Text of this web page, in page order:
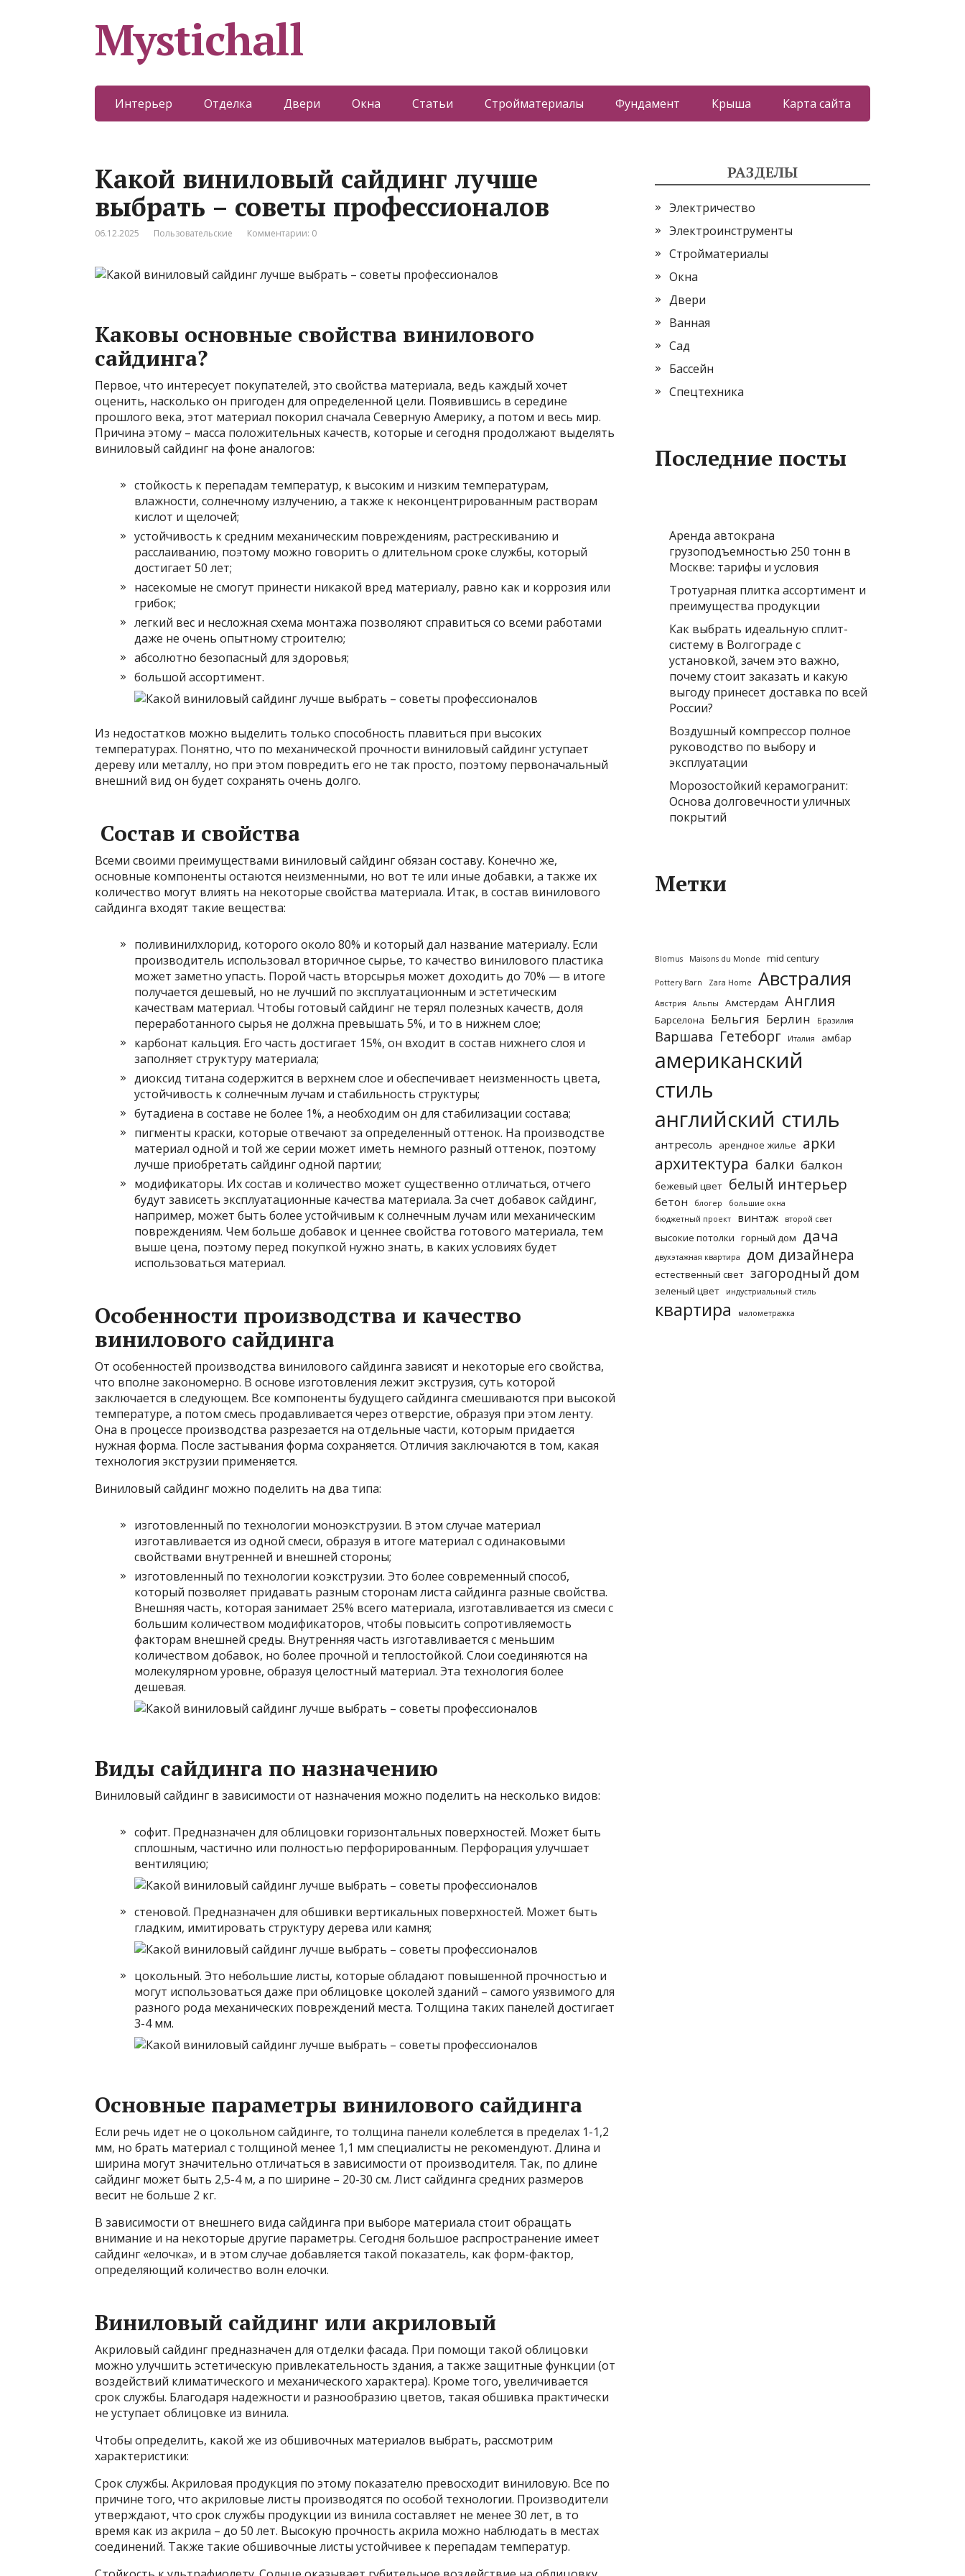
Mystichall
Интерьер Отделка Двери Окна Статьи Стройматериалы Фундамент Крыша Карта сайта
Какой виниловый сайдинг лучше
выбрать – советы профессионалов
06.12.2025 Пользовательские Комментарии: 0
Каковы основные свойства винилового
сайдинга?
Первое, что интересует покупателей, это свойства материала, ведь каждый хочет
оценить, насколько он пригоден для определенной цели. Появившись в середине
прошлого века, этот материал покорил сначала Северную Америку, а потом и весь мир.
Причина этому – масса положительных качеств, которые и сегодня продолжают выделять
виниловый сайдинг на фоне аналогов:
стойкость к перепадам температур, к высоким и низким температурам,
влажности, солнечному излучению, а также к неконцентрированным растворам
кислот и щелочей;
устойчивость к средним механическим повреждениям, растрескиванию и
расслаиванию, поэтому можно говорить о длительном сроке службы, который
достигает 50 лет;
насекомые не смогут принести никакой вред материалу, равно как и коррозия или
грибок;
легкий вес и несложная схема монтажа позволяют справиться со всеми работами
даже не очень опытному строителю;
абсолютно безопасный для здоровья;
большой ассортимент.
Из недостатков можно выделить только способность плавиться при высоких
температурах. Понятно, что по механической прочности виниловый сайдинг уступает
дереву или металлу, но при этом повредить его не так просто, поэтому первоначальный
внешний вид он будет сохранять очень долго.
Состав и свойства
Всеми своими преимуществами виниловый сайдинг обязан составу. Конечно же,
основные компоненты остаются неизменными, но вот те или иные добавки, а также их
количество могут влиять на некоторые свойства материала. Итак, в состав винилового
сайдинга входят такие вещества:
поливинилхлорид, которого около 80% и который дал название материалу. Если
производитель использовал вторичное сырье, то качество винилового пластика
может заметно упасть. Порой часть вторсырья может доходить до 70% — в итоге
получается дешевый, но не лучший по эксплуатационным и эстетическим
качествам материал. Чтобы готовый сайдинг не терял полезных качеств, доля
переработанного сырья не должна превышать 5%, и то в нижнем слое;
карбонат кальция. Его часть достигает 15%, он входит в состав нижнего слоя и
заполняет структуру материала;
диоксид титана содержится в верхнем слое и обеспечивает неизменность цвета,
устойчивость к солнечным лучам и стабильность структуры;
бутадиена в составе не более 1%, а необходим он для стабилизации состава;
пигменты краски, которые отвечают за определенный оттенок. На производстве
материал одной и той же серии может иметь немного разный оттенок, поэтому
лучше приобретать сайдинг одной партии;
модификаторы. Их состав и количество может существенно отличаться, отчего
будут зависеть эксплуатационные качества материала. За счет добавок сайдинг,
например, может быть более устойчивым к солнечным лучам или механическим
повреждениям. Чем больше добавок и ценнее свойства готового материала, тем
выше цена, поэтому перед покупкой нужно знать, в каких условиях будет
использоваться материал.
Особенности производства и качество
винилового сайдинга
От особенностей производства винилового сайдинга зависят и некоторые его свойства,
что вполне закономерно. В основе изготовления лежит экструзия, суть которой
заключается в следующем. Все компоненты будущего сайдинга смешиваются при высокой
температуре, а потом смесь продавливается через отверстие, образуя при этом ленту.
Она в процессе производства разрезается на отдельные части, которым придается
нужная форма. После застывания форма сохраняется. Отличия заключаются в том, какая
технология экструзии применяется.
Виниловый сайдинг можно поделить на два типа:
изготовленный по технологии моноэкструзии. В этом случае материал
изготавливается из одной смеси, образуя в итоге материал с одинаковыми
свойствами внутренней и внешней стороны;
изготовленный по технологии коэкструзии. Это более современный способ,
который позволяет придавать разным сторонам листа сайдинга разные свойства.
Внешняя часть, которая занимает 25% всего материала, изготавливается из смеси с
большим количеством модификаторов, чтобы повысить сопротивляемость
факторам внешней среды. Внутренняя часть изготавливается с меньшим
количеством добавок, но более прочной и теплостойкой. Слои соединяются на
молекулярном уровне, образуя целостный материал. Эта технология более
дешевая.
Виды сайдинга по назначению
Виниловый сайдинг в зависимости от назначения можно поделить на несколько видов:
софит. Предназначен для облицовки горизонтальных поверхностей. Может быть
сплошным, частично или полностью перфорированным. Перфорация улучшает
вентиляцию;
стеновой. Предназначен для обшивки вертикальных поверхностей. Может быть
гладким, имитировать структуру дерева или камня;
цокольный. Это небольшие листы, которые обладают повышенной прочностью и
могут использоваться даже при облицовке цоколей зданий – самого уязвимого для
разного рода механических повреждений места. Толщина таких панелей достигает
3-4 мм.
Основные параметры винилового сайдинга
Если речь идет не о цокольном сайдинге, то толщина панели колеблется в пределах 1-1,2
мм, но брать материал с толщиной менее 1,1 мм специалисты не рекомендуют. Длина и
ширина могут значительно отличаться в зависимости от производителя. Так, по длине
сайдинг может быть 2,5-4 м, а по ширине – 20-30 см. Лист сайдинга средних размеров
весит не больше 2 кг.
В зависимости от внешнего вида сайдинга при выборе материала стоит обращать
внимание и на некоторые другие параметры. Сегодня большое распространение имеет
сайдинг «елочка», и в этом случае добавляется такой показатель, как форм-фактор,
определяющий количество волн елочки.
Виниловый сайдинг или акриловый
Акриловый сайдинг предназначен для отделки фасада. При помощи такой облицовки
можно улучшить эстетическую привлекательность здания, а также защитные функции (от
воздействий климатического и механического характера). Кроме того, увеличивается
срок службы. Благодаря надежности и разнообразию цветов, такая обшивка практически
не уступает облицовке из винила.
Чтобы определить, какой же из обшивочных материалов выбрать, рассмотрим
характеристики:
Срок службы. Акриловая продукция по этому показателю превосходит виниловую. Все по
причине того, что акриловые листы производятся по особой технологии. Производители
утверждают, что срок службы продукции из винила составляет не менее 30 лет, в то
время как из акрила – до 50 лет. Высокую прочность акрила можно наблюдать в местах
соединений. Также такие обшивочные листы устойчивее к перепадам температур.
РАЗДЕЛЫ
Электричество
Электроинструменты
Стройматериалы
Окна
Двери
Ванная
Сад
Бассейн
Спецтехника
Последние посты
Аренда автокрана
грузоподъемностью 250 тонн в
Москве: тарифы и условия
Тротуарная плитка ассортимент и
преимущества продукции
Как выбрать идеальную сплит-
систему в Волгограде с
установкой, зачем это важно,
почему стоит заказать и какую
выгоду принесет доставка по всей
России?
Воздушный компрессор полное
руководство по выбору и
эксплуатации
Морозостойкий керамогранит:
Основа долговечности уличных
покрытий
Метки
Blomus Maisons du Monde mid century
Pottery Barn Zara Home Австралия
Австрия Альпы Амстердам Англия
Барселона Бельгия Берлин Бразилия
Варшава Гетеборг Италия амбар
американский
стиль
английский стиль
антресоль арендное жилье арки
архитектура балки балкон
бежевый цвет белый интерьер
бетон блогер
большие окна
бюджетный проект
винтаж второй свет
высокие потолки горный дом дача
двухэтажная квартира дом дизайнера
естественный свет загородный дом
зеленый цвет индустриальный стиль
квартира малометражка